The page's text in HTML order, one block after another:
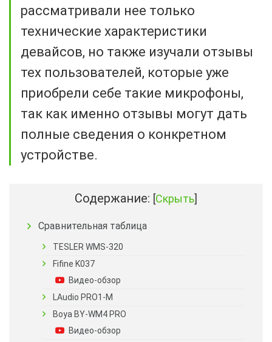
рассматривали нее только
технические характеристики
девайсов, но также изучали отзывы
тех пользователей, которые уже
приобрели себе такие микрофоны,
так как именно отзывы могут дать
полные сведения о конкретном
устройстве.
Содержание: [Скрыть]
Сравнительная таблица
TESLER WMS-320
Fifine K037
Видео-обзор
LAudio PRO1-M
Boya BY-WM4 PRO
Видео-обзор